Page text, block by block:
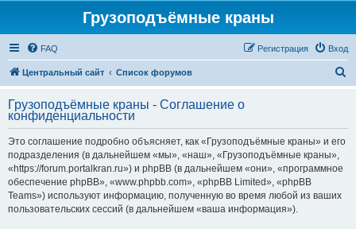
Грузоподъёмные краны
FAQ Вход
Регистрация
Центральный сайт Список форумов
с
Грузоподъёмные краны - Соглашение о
конфиденциальности
Это соглашение подробно объясняет, как «Грузоподъёмные краны» и его
подразделения (в дальнейшем «мы», «наш», «Грузоподъёмные краны»,
«https://forum.portalkran.ru») и phpBB (в дальнейшем «они», «программное
обеспечение phpBB», «www.phpbb.com», «phpBB Limited», «phpBB
Teams») используют информацию, полученную во время любой из ваших
пользовательских сессий (в дальнейшем «ваша информация»).